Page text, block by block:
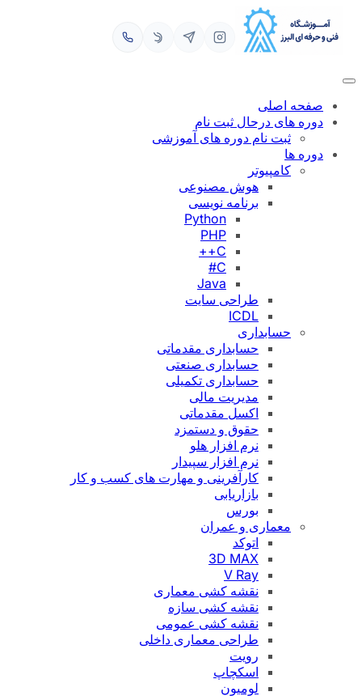
محتوا
صفحه اصلی
دوره های درحال ثبت نام
ثبت نام دوره های آموزشی
دوره ها
کامپیوتر
هوش مصنوعی
برنامه نویسی
Python
PHP
C++
C#
Java
طراحی سایت
ICDL
حسابداری
حسابداری مقدماتی
حسابداری صنعتی
حسابداری تکمیلی
مدیریت مالی
اکسل مقدماتی
حقوق و دستمزد
نرم افزار هلو
نرم افزار سپیدار
کارآفرینی و مهارت های کسب و کار
بازاریابی
بورس
معماری و عمران
اتوکد
3D MAX
V Ray
نقشه کشی معماری
نقشه کشی سازه
نقشه کشی عمومی
طراحی معماری داخلی
رویت
اسکچاپ
لومیون